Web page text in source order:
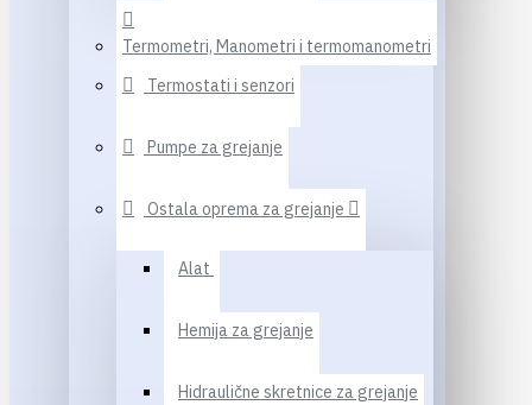
Termometri, Manometri i termomanometri
Termostati i senzori
Pumpe za grejanje
Ostala oprema za grejanje
Alat
Hemija za grejanje
Hidraulične skretnice za grejanje